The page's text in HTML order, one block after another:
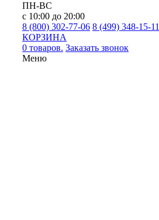
ПН-ВС
с 10:00 до 20:00
8 (800) 302-77-06 8 (499) 348-15-11
КОРЗИНА
0 товаров. Заказать звонок
Меню